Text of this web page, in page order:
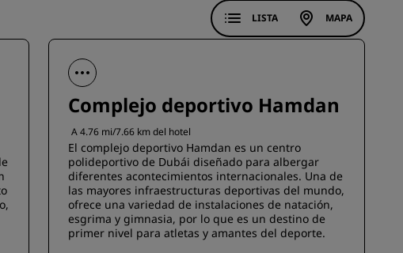
LISTA MAPA
Complejo deportivo Hamdan
A 4.76 mi/7.66 km del hotel
El complejo deportivo Hamdan es un centro
polideportivo de Dubái diseñado para albergar
diferentes acontecimientos internacionales. Una de
las mayores infraestructuras deportivas del mundo,
ofrece una variedad de instalaciones de natación,
esgrima y gimnasia, por lo que es un destino de
primer nivel para atletas y amantes del deporte.